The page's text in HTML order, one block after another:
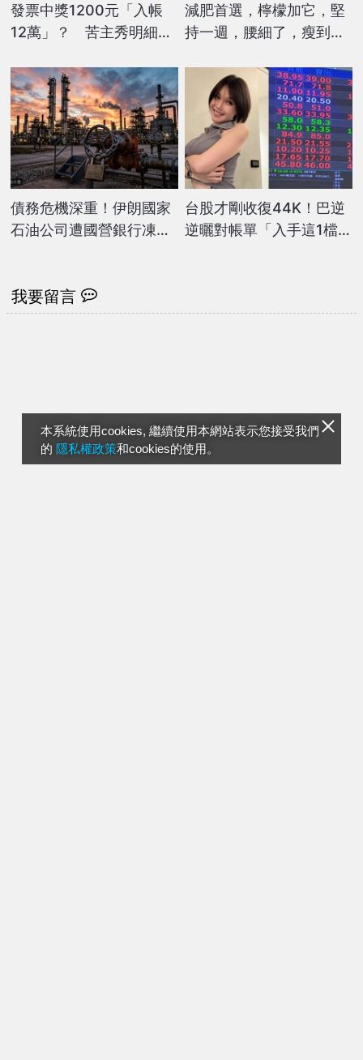
本系統使用cookies, 繼續使用本網站表示您接受我們
的 隱私權政策和cookies的使用。
發票中獎1200元「入帳
12萬」？ 苦主秀明細：
減肥首選，檸檬加它，堅
持一週，腰細了，瘦到你
債務危機深重！伊朗國家
石油公司遭國營銀行凍結
台股才剛收復44K！巴逆
逆曬對帳單「入手這1檔」
我要留言